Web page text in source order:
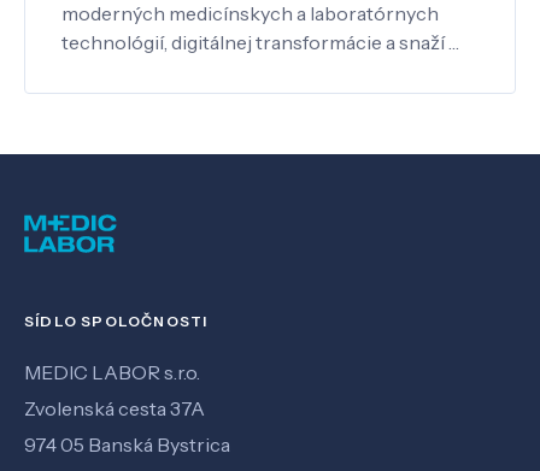
moderných medicínskych a laboratórnych
technológií, digitálnej transformácie a snaží …
SÍDLO SPOLOČNOSTI
MEDIC LABOR s.r.o.
Zvolenská cesta 37A
974 05 Banská Bystrica